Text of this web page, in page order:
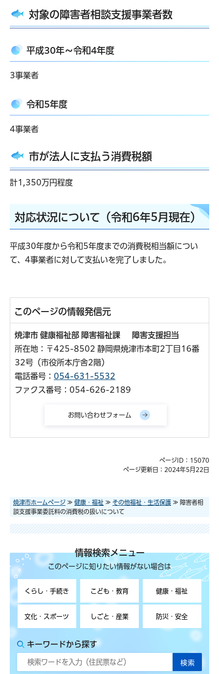
対象の障害者相談支援事業者数
平成30年～令和4年度
3事業者
令和5年度
4事業者
市が法人に支払う消費税額
計1,350万円程度
対応状況について（令和6年5月現在）
平成30年度から令和5年度までの消費税相当額につい
て、4事業者に対して支払いを完了しました。
このページの情報発信元
焼津市 健康福祉部 障害福祉課 障害支援担当
所在地：〒425-8502 静岡県焼津市本町2丁目16番
32号（市役所本庁舎2階）
電話番号： 054-631-5532
ファクス番号：054-626-2189
ページID：15070
ページ更新日：2024年5月22日
焼津市ホームページ ≫ 健康・福祉 ≫ その他福祉・生活保護 ≫ 障害者相
談支援事業委託料の消費税の扱いについて
情報検索メニュー
このページに知りたい情報がない場合は
くらし・手続き こども・教育 健康・福祉
文化・スポーツ しごと・産業 防災・安全
キーワードから探す